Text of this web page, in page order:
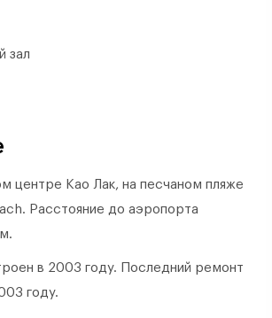
зал
центре Као Лак, на песчаном пляже
Расстояние до аэропорта
в 2003 году.
Последний ремонт
году.